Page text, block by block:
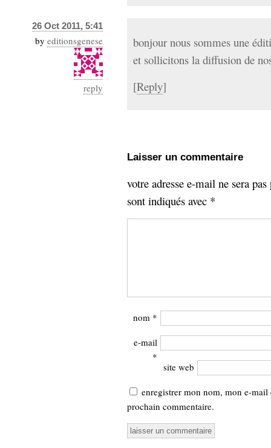
26 Oct 2011, 5:41
by editionsgenese
reply
bonjour nous sommes une
et sollicitons la diffusion de
[Reply]
Laisser un commentaire
votre adresse e-mail ne sera
sont indiqués avec *
nom *
e-mail
*
site web
enregistrer mon nom, mon e-
prochain commentaire.